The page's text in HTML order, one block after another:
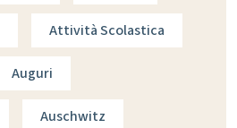
Attività Scolastica
Auguri
Auschwitz